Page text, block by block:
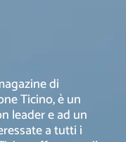
di
Ticino, è un
leader e ad un
a tutti i